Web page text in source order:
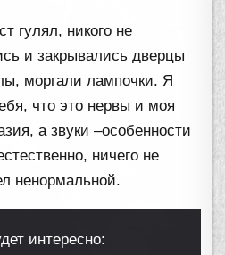
гулял, никого не
и закрывались дверцы
моргали лампочки. Я
что это нервы и моя
а звуки –особенности
ничего не
ненормальной.
интересно: